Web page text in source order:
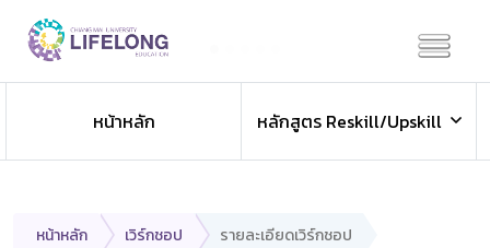
หน้าหลัก
หลักสูตร Reskill/Upskill
หน้าหลัก เวิร์กชอป รายละเอียดเวิร์กชอป